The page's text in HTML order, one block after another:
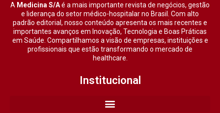
A Medicina S/Aé a mais importante revista de negócios, gestão
e liderança do setor médico-hospitalar no Brasil. Com alto
padrão editorial, nosso conteúdo apresenta os mais recentes e
importantes avanços em Inovação, Tecnologia e Boas Práticas
em Saúde. Compartilhamos a visão de empresas, instituições e
profissionais que estão transformando o mercado de
healthcare.
Institucional